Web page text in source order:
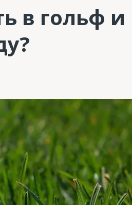
в гольф и